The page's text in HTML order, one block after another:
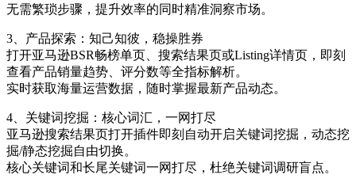
无需繁琐步骤，提升效率的同时精准洞察市场。
3、产品探索：知己知彼，稳操胜券
打开亚马逊BSR畅榜单页、搜索结果页或Listing详情页，即刻
查看产品销量趋势、评分数等全指标解析。
实时获取海量运营数据，随时掌握最新产品动态。
4、关键词挖掘：核心词汇，一网打尽
亚马逊搜索结果页打开插件即刻自动开启关键词挖掘，动态挖
掘/静态挖掘自由切换。
核心关键词和长尾关键词一网打尽，杜绝关键词调研盲点。